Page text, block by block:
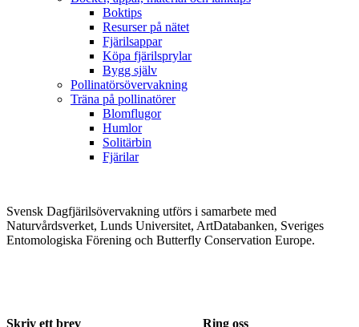
Boktips
Resurser på nätet
Fjärilsappar
Köpa fjärilsprylar
Bygg själv
Pollinatörsövervakning
Träna på pollinatörer
Blomflugor
Humlor
Solitärbin
Fjärilar
Svensk Dagfjärilsövervakning utförs i samarbete med
Naturvårdsverket, Lunds Universitet, ArtDatabanken, Sveriges
Entomologiska Förening och Butterfly Conservation Europe.
Skriv ett brev Ring oss